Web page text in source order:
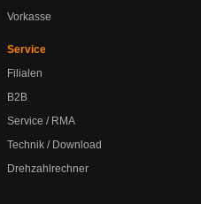
Vorkasse
Service
Filialen
B2B
Service / RMA
Technik / Download
Drehzahlrechner